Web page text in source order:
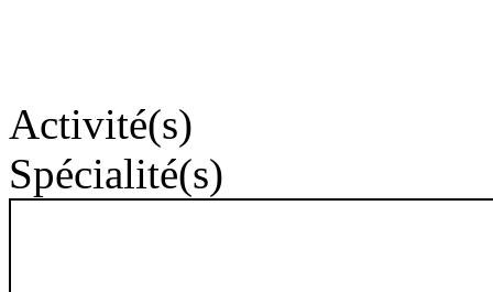
Activité(s)
Spécialité(s)